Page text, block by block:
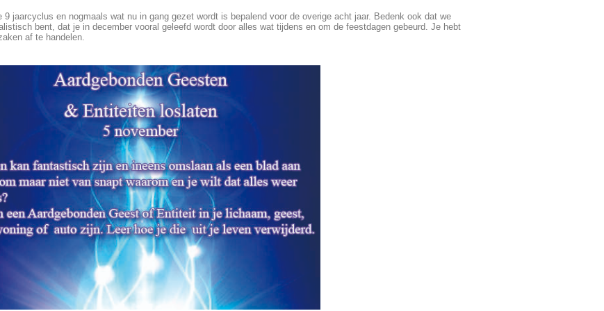
jaarcyclus en nogmaals wat nu in gang gezet wordt is bepalend voor de overige acht jaar. Bedenk ook dat we
bent, dat je in december vooral geleefd wordt door alles wat tijdens en om de feestdagen gebeurd. Je hebt
af te handelen.